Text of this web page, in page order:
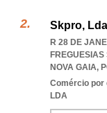
Skpro, Lda
R 28 DE
NOVA GAIA,
Comércio por
LDA